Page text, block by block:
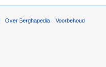
Over Berghapedia Voorbehoud